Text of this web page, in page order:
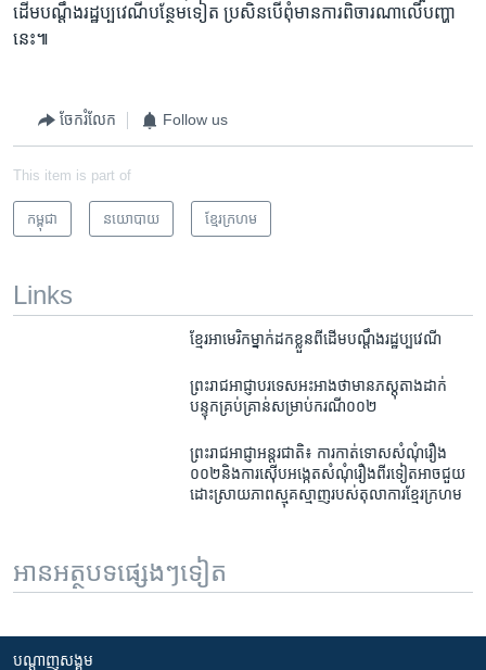
ដើម​បណ្ដឹង​រដ្ឋប្បវេណី​បន្ថែមទៀត​ ប្រសិន​បើ​ពុំមាន​ការពិចារណា​លើ​បញ្ហា​
នេះ៕
ចែករំលែក Follow us
This item is part of
កម្ពុជា នយោបាយ ខ្មែរ​ក្រហម
Links
ខ្មែរ​អាមេរិក​ម្នាក់​ដក​ខ្លួន​ពី​ដើម​បណ្តឹង​​រដ្ឋប្បវេណី
ព្រះរាជអាជ្ញា​បរទេស​អះអាង​ថា​មាន​ភស្តុតាង​ដាក់​
បន្ទុក​គ្រប់គ្រាន់​សម្រាប់​ករណី​០០២
ព្រះរាជ​អាជ្ញា​អន្តរជាតិ៖ ការកាត់ទោស​សំណុំរឿង​
០០២​និង​ការស៊ើប​អង្កេត​សំណុំ​រឿង​ពីរ​ទៀត​អាច​ជួយ​
ដោះស្រាយភាព​ស្មុគស្មាញ​របស់​តុលាការ​ខ្មែរក្រហម
អានអត្ថបទផ្សេងៗទៀត
បណ្តាញ​សង្គម